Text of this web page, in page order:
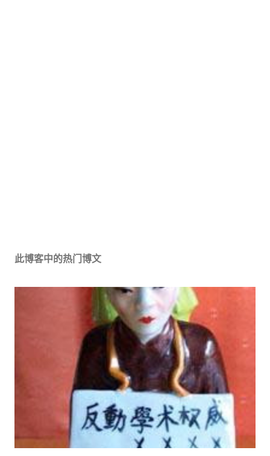
此博客中的热门博文